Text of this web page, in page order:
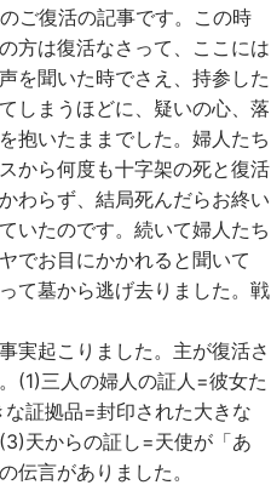
ご復活の記事です。この時
方は復活なさって、ここには
を聞いた時でさえ、持参した
しまうほどに、疑いの心、落
抱いたままでした。婦人たち
から何度も十字架の死と復活
わらず、結局死んだらお終い
いたのです。続いて婦人たち
でお目にかかれると聞いて
て墓から逃げ去りました。戦
実起こりました。主が復活さ
(1)三人の婦人の証人=彼女た
証拠品=封印された大きな
天からの証し=天使が「あ
伝言がありました。